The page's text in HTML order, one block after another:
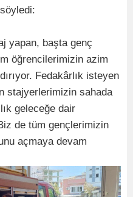
yapan, başta genç
öğrencilerimizin azim
Fedakârlık isteyen
stajyerlerimizin sahada
geleceğe dair
de tüm gençlerimizin
açmaya devam